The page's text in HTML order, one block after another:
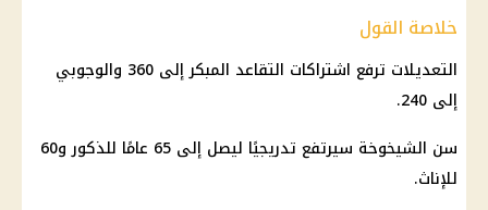
خلاصة القول
التعديلات ترفع اشتراكات التقاعد المبكر إلى 360 والوجوبي
إلى 240.
سن الشيخوخة سيرتفع تدريجيًا ليصل إلى 65 عامًا للذكور و60
للإناث.